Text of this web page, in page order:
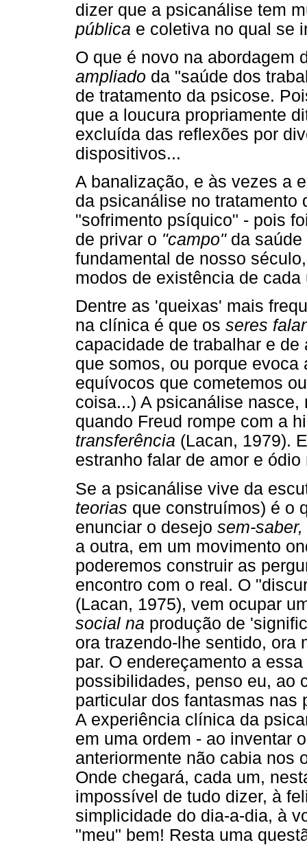
dizer que a psicanálise tem
pública e coletiva no qual se
O que é novo na abordagem
ampliado da "saúde dos
de tratamento da psicose.
que a loucura propriamente
excluída das reflexões por
dispositivos...
A banalização, e às vezes a
da psicanálise no tratamento
"sofrimento psíquico" - pois
de privar o "campo"da saúde
fundamental de nosso
modos de existência de cada
Dentre as 'queixas' mais
na clínica é que os seres
capacidade de trabalhar e
que somos, ou porque
equívocos que cometemos
coisa...) A psicanálise
quando Freud rompe com a
transferência (Lacan, 1979).
estranho falar de amor e
Se a psicanálise vive da
teorias que construímos) é o
enunciar o desejo sem-saber,
a outra, em um movimento
poderemos construir as
encontro com o real. O
(Lacan, 1975), vem ocupar
social na produção de
ora trazendo-lhe sentido, ora
par. O endereçamento a
possibilidades, penso eu, ao
particular dos fantasmas nas
A experiência clínica da
em uma ordem - ao inventar
anteriormente não cabia nos
Onde chegará, cada um,
impossível de tudo dizer, à
simplicidade do dia-a-dia, à
"meu" bem! Resta uma